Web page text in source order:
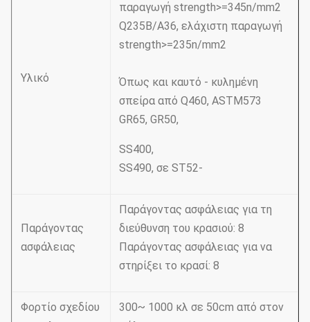
Υλικό
παραγωγή strength>=345n/mm2
Q235B/A36, ελάχιστη παραγωγή
strength>=235n/mm2
Όπως και καυτό - κυλημένη
σπείρα από Q460, ASTM573
GR65, GR50,
SS400,
SS490, σε ST52-
Παράγοντας
ασφάλειας
Παράγοντας ασφάλειας για τη
διεύθυνση του κρασιού: 8
Παράγοντας ασφάλειας για να
στηρίξει το κρασί: 8
Φορτίο σχεδίου
300~ 1000 κλ σε 50cm από στον